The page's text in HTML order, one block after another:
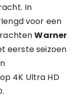
In
voor een
Warner
eerste seizoen
4K Ultra HD